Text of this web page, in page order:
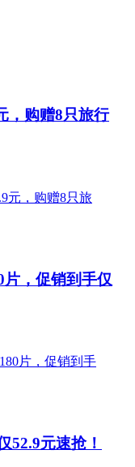
，购赠8只旅行
，促销到手仅
52.9元速抢！